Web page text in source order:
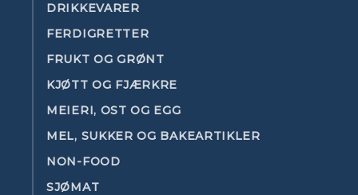
DRIKKEVARER
FERDIGRETTER
FRUKT OG GRØNT
KJØTT OG FJÆRKRE
MEIERI, OST OG EGG
MEL, SUKKER OG BAKEARTIKLER
NON-FOOD
SJØMAT